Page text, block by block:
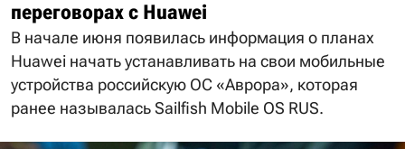
переговорах с Huawei
В начале июня появилась информация о планах
Huawei начать устанавливать на свои мобильные
устройства российскую ОС «Аврора», которая
ранее называлась Sailfish Mobile OS RUS.